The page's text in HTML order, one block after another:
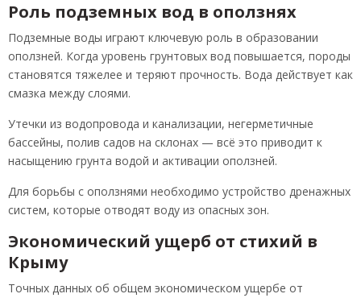
Роль подземных вод в оползнях
Подземные воды играют ключевую роль в образовании
оползней. Когда уровень грунтовых вод повышается, породы
становятся тяжелее и теряют прочность. Вода действует как
смазка между слоями.
Утечки из водопровода и канализации, негерметичные
бассейны, полив садов на склонах — всё это приводит к
насыщению грунта водой и активации оползней.
Для борьбы с оползнями необходимо устройство дренажных
систем, которые отводят воду из опасных зон.
Экономический ущерб от стихий в
Крыму
Точных данных об общем экономическом ущербе от